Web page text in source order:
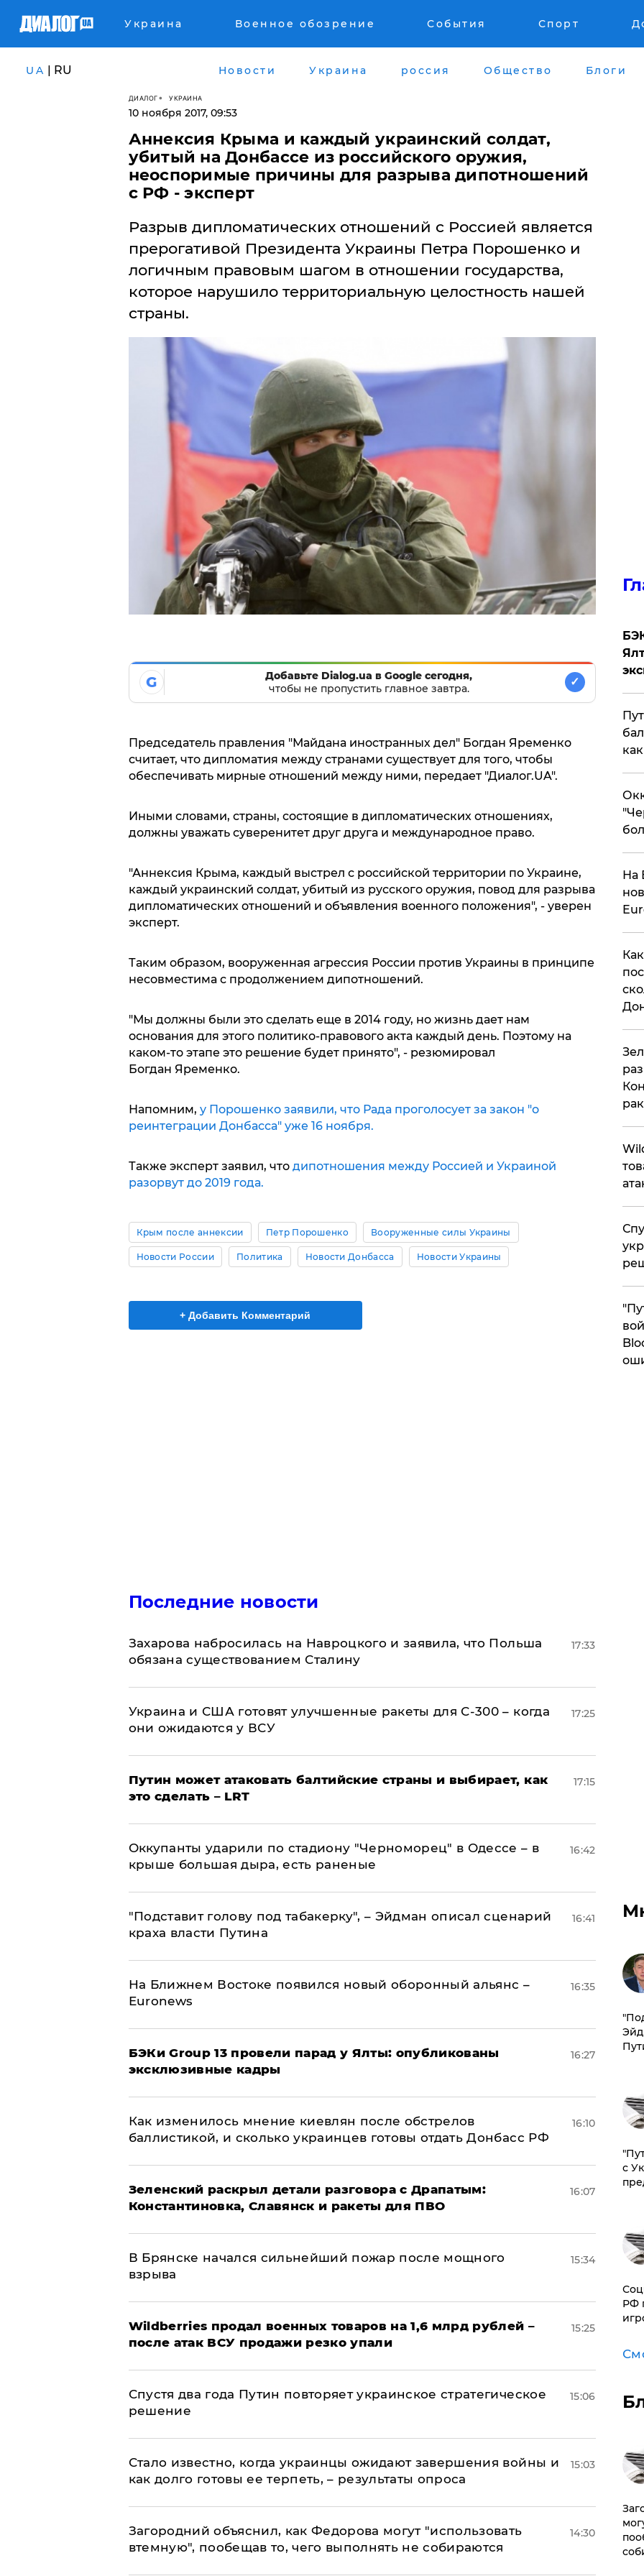
Украина Военное обозрение События Спорт
UA | RU Новости Украина россия Общество Блоги
ДИАЛОГ УКРАИНА
10 ноября 2017, 09:53
Аннексия Крыма и каждый украинский солдат,
убитый на Донбассе из российского оружия,
неоспоримые причины для разрыва дипотношений
с РФ - эксперт
Разрыв дипломатических отношений с Россией является
прерогативой Президента Украины Петра Порошенко и
логичным правовым шагом в отношении государства,
которое нарушило территориальную целостность нашей
страны.
G
Добавьте Dialog.ua в Google сегодня,
чтобы не пропустить главное завтра.
✓
Председатель правления "Майдана иностранных дел" Богдан Яременко
считает, что дипломатия между странами существует для того, чтобы
обеспечивать мирные отношений между ними, передает "Диалог.UA".
Иными словами, страны, состоящие в дипломатических отношениях,
должны уважать суверенитет друг друга и международное право.
"Аннексия Крыма, каждый выстрел с российской территории по Украине,
каждый украинский солдат, убитый из русского оружия, повод для разрыва
дипломатических отношений и объявления военного положения", - уверен
эксперт.
Таким образом, вооруженная агрессия России против Украины в принципе
несовместима с продолжением дипотношений.
"Мы должны были это сделать еще в 2014 году, но жизнь дает нам
основания для этого политико-правового акта каждый день. Поэтому на
каком-то этапе это решение будет принято", - резюмировал
Богдан Яременко.
Напомним, у Порошенко заявили, что Рада проголосует за закон "о
реинтеграции Донбасса" уже 16 ноября.
Также эксперт заявил, что дипотношения между Россией и Украиной
разорвут до 2019 года.
Крым после аннексии Петр Порошенко Вооруженные силы Украины
Новости России Политика Новости Донбасса Новости Украины
+ Добавить Комментарий
Последние новости
​Захарова набросилась на Навроцкого и заявила, что Польша
обязана существованием Сталину
17:33
Украина и США готовят улучшенные ракеты для С-300 – когда
они ожидаются у ВСУ
17:25
Путин может атаковать балтийские страны и выбирает, как
это сделать – LRT
17:15
Оккупанты ударили по стадиону "Черноморец" в Одессе – в
крыше большая дыра, есть раненые
16:42
​"Подставит голову под табакерку", – Эйдман описал сценарий
краха власти Путина
16:41
На Ближнем Востоке появился новый оборонный альянс –
Euronews
16:35
​БЭКи Group 13 провели парад у Ялты: опубликованы
эксклюзивные кадры
16:27
Как изменилось мнение киевлян после обстрелов
баллистикой, и сколько украинцев готовы отдать Донбасс РФ
16:10
​Зеленский раскрыл детали разговора с Драпатым:
Константиновка, Славянск и ракеты для ПВО
16:07
В Брянске начался сильнейший пожар после мощного
взрыва
15:34
​Wildberries продал военных товаров на 1,6 млрд рублей –
после атак ВСУ продажи резко упали
15:25
Спустя два года Путин повторяет украинское стратегическое
решение
15:06
Стало известно, когда украинцы ожидают завершения войны и
как долго готовы ее терпеть, – результаты опроса
15:03
Загородний объяснил, как Федорова могут "использовать
втемную", пообещав то, чего выполнять не собираются
14:30
На
с
РФ